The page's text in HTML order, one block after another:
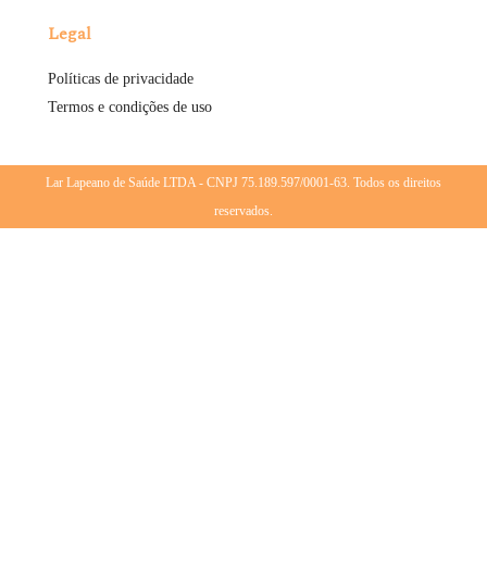
Legal
Políticas de privacidade
Termos e condições de uso
Lar Lapeano de Saúde LTDA - CNPJ 75.189.597/0001-63. Todos os direitos
reservados.